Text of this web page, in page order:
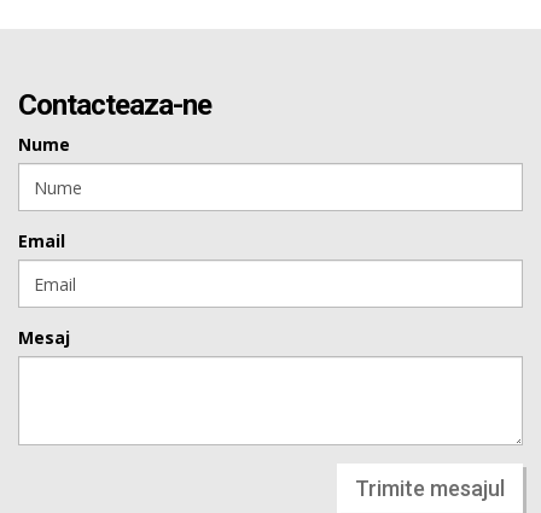
Contacteaza-ne
Nume
Email
Mesaj
Trimite mesajul